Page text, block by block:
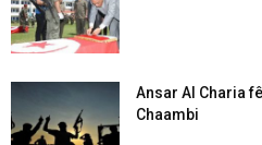
Ansar Al Charia
Chaambi